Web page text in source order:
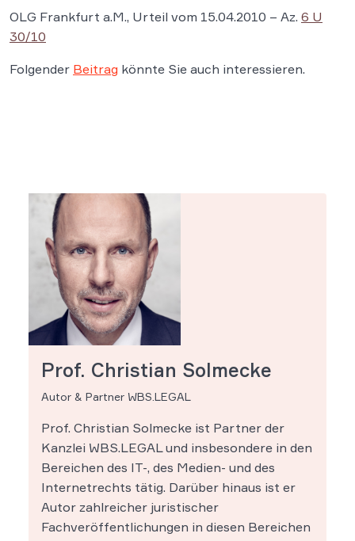
OLG Frankfurt a.M., Urteil vom 15.04.2010 – Az. 6 U
30/10
Folgender Beitrag könnte Sie auch interessieren.
Prof. Christian Solmecke
Autor & Partner WBS.LEGAL
Prof. Christian Solmecke ist Partner der
Kanzlei WBS.LEGAL und insbesondere in den
Bereichen des IT-, des Medien- und des
Internetrechts tätig. Darüber hinaus ist er
Autor zahlreicher juristischer
Fachveröffentlichungen in diesen Bereichen